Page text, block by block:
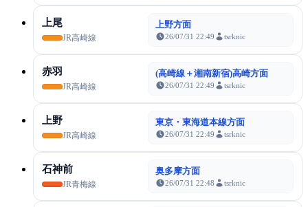
上尾
JR高崎線
上野方面
26/07/31 22:49 tsrknic
赤羽
JR高崎線
(高崎線＋湘南新宿)高崎方面
26/07/31 22:49 tsrknic
上野
JR高崎線
東京・東海道本線方面
26/07/31 22:49 tsrknic
石神前
JR青梅線
奥多摩方面
26/07/31 22:48 tsrknic